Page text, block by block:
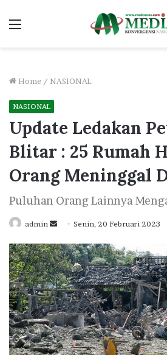
Menu
Home / NASIONAL
NASIONAL
Update Ledakan
Blitar : 25 Rumah
Orang Meninggal
Puluhan Orang Lainnya
admin
Send
email
Senin, 20 Februari 2023